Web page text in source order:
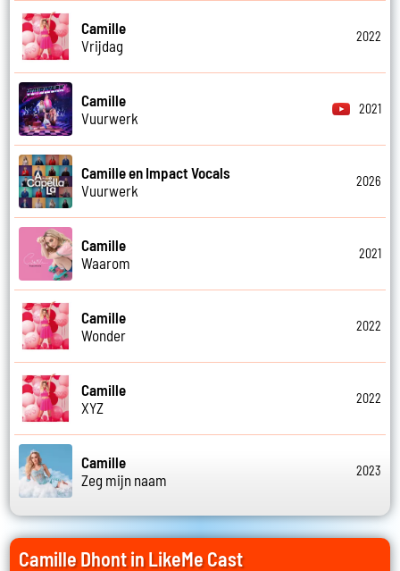
Camille
Vrijdag
2022
Camille
Vuurwerk
2021
Camille en Impact Vocals
Vuurwerk
2026
Camille
Waarom
2021
Camille
Wonder
2022
Camille
XYZ
2022
Camille
Zeg mijn naam
2023
Camille Dhont in LikeMe Cast